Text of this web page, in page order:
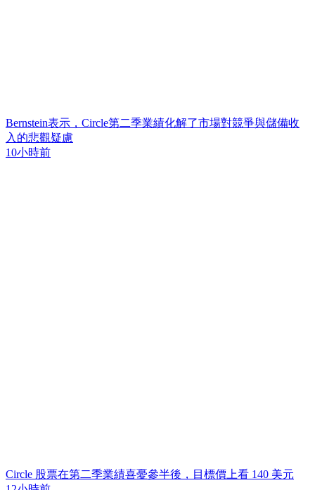
Bernstein表示，Circle第二季業績化解了市場對競爭與儲備收
入的悲觀疑慮
10小時前
Circle 股票在第二季業績喜憂參半後，目標價上看 140 美元